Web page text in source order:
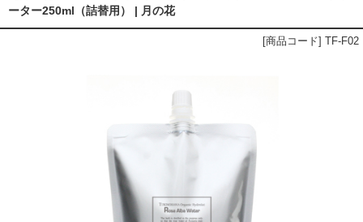
ーター250ml（詰替用） | 月の花
[商品コード] TF-F02